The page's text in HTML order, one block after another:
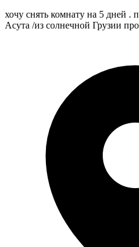
хочу снять комнату на 5 дней .
Асута /из солнечной Грузии